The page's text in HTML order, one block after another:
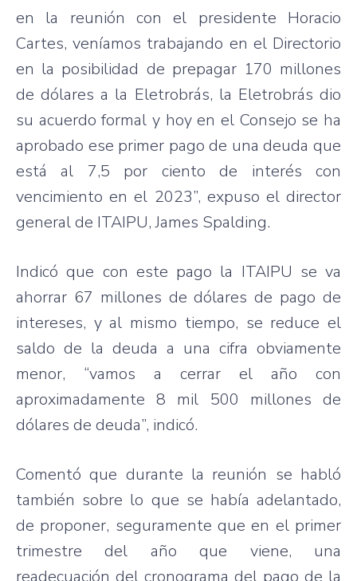
en la reunión con el presidente Horacio
Cartes, veníamos trabajando en el Directorio
en la posibilidad de prepagar 170 millones
de dólares a la Eletrobrás, la Eletrobrás dio
su acuerdo formal y hoy en el Consejo se ha
aprobado ese primer pago de una deuda que
está al 7,5 por ciento de interés con
vencimiento en el 2023”, expuso el director
general de ITAIPU, James Spalding.
Indicó que con este pago la ITAIPU se va
ahorrar 67 millones de dólares de pago de
intereses, y al mismo tiempo, se reduce el
saldo de la deuda a una cifra obviamente
menor, “vamos a cerrar el año con
aproximadamente 8 mil 500 millones de
dólares de deuda”, indicó.
Comentó que durante la reunión se habló
también sobre lo que se había adelantado,
de proponer, seguramente que en el primer
trimestre del año que viene, una
readecuación del cronograma del pago de la